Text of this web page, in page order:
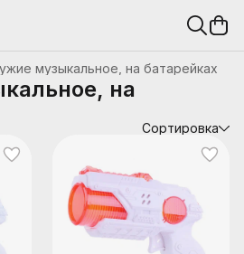
музыкальное, на батарейках
на
Сортировка